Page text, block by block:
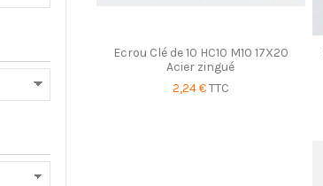
Ecrou Clé de 10 HC10 M10 17X20
Acier zingué
2,24 €TTC